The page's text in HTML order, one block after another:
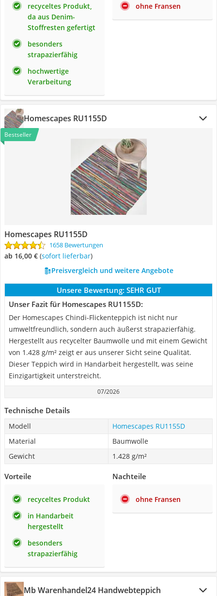
recyceltes Produkt,
da aus Denim-
Stoffresten gefertigt
besonders
strapazierfähig
hochwertige
Verarbeitung
ohne Fransen
Homescapes RU1155D
Bestseller
Homescapes RU1155D
1658 Bewertungen
ab 16,00 € ( Sofort lieferbar)
Preisvergleich und weitere Angebote
Unsere Bewertung: SEHR GUT
Unser Fazit für Homescapes RU1155D:
Der Homescapes Chindi-Flickenteppich ist nicht nur
umweltfreundlich, sondern auch äußerst strapazierfähig.
Hergestellt aus recycelter Baumwolle und mit einem Gewicht
von 1.428 g/m² zeigt er aus unserer Sicht seine Qualität.
Dieser Teppich wird in Handarbeit hergestellt, was seine
Einzigartigkeit unterstreicht.
07/2026
Technische Details
Modell
Homescapes RU1155D
Material
Baumwolle
Gewicht
1.428 g/m²
Vorteile
recyceltes Produkt
in Handarbeit
hergestellt
besonders
strapazierfähig
Nachteile
ohne Fransen
Mb Warenhandel24 Handwebteppich